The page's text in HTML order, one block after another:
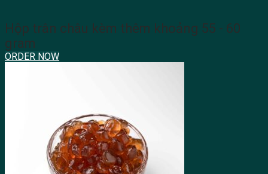
Hộp trân châu kèm thêm khoảng 55 - 60
gram
ORDER NOW